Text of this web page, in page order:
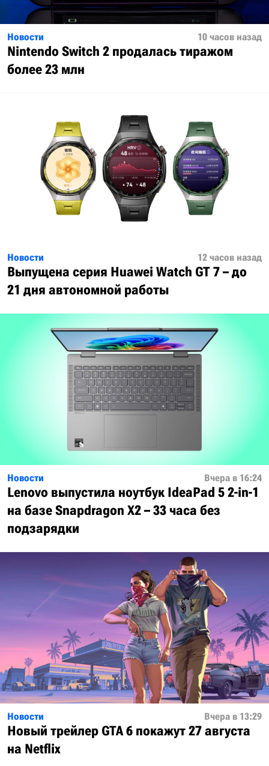
Новости 10 часов назад
Nintendo Switch 2 продалась тиражом
более 23 млн
Новости 12 часов назад
Выпущена серия Huawei Watch GT 7 – до
21 дня автономной работы
Новости Вчера в 16:24
Lenovo выпустила ноутбук IdeaPad 5 2-in-1
на базе Snapdragon X2 – 33 часа без
подзарядки
Новости Вчера в 13:29
Новый трейлер GTA 6 покажут 27 августа
на Netflix